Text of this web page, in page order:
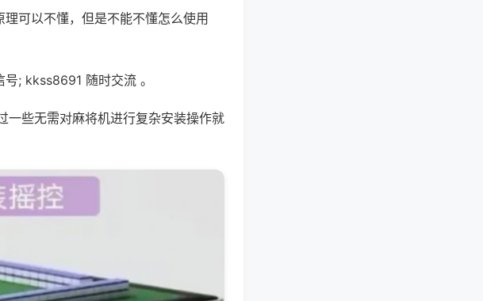
可以不懂，但是不能不懂怎么使用
; kkss8691 随时交流 。
一些无需对麻将机进行复杂安装操作就